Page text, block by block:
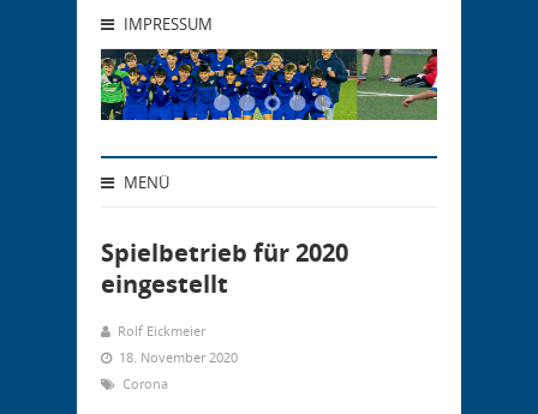
IMPRESSUM
MENÜ
Spielbetrieb für 2020
eingestellt
Rolf Eickmeier
18. November 2020
Corona